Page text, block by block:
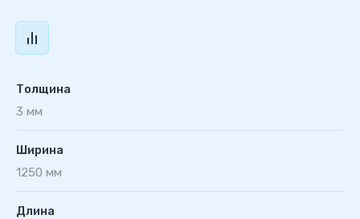
Толщина
3 мм
Ширина
1250 мм
Длина